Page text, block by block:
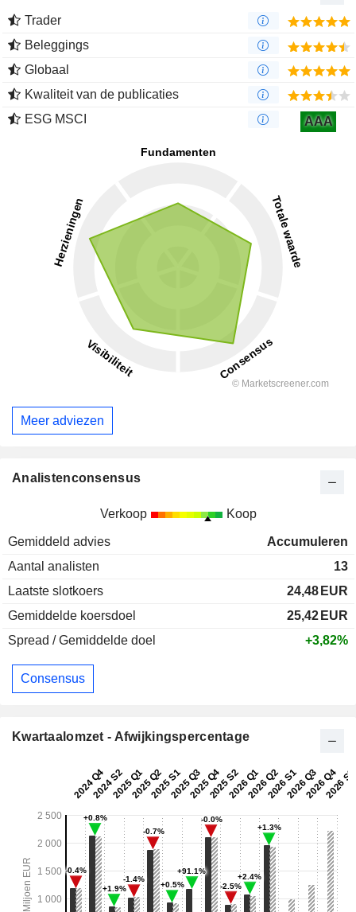
Trader
Beleggings
Globaal
Kwaliteit van de publicaties
ESG MSCI
AAA
Meer adviezen
Analistenconsensus
Verkoop Koop
Gemiddeld advies
Accumuleren
Aantal analisten
13
Laatste slotkoers
24,48 EUR
Gemiddelde koersdoel
25,42 EUR
Spread / Gemiddelde doel
+3,82%
Consensus
Kwartaalomzet - Afwijkingspercentage